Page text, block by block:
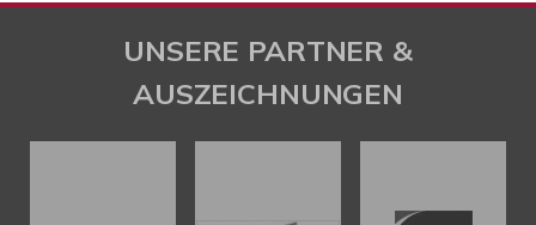
UNSERE PARTNER &
AUSZEICHNUNGEN